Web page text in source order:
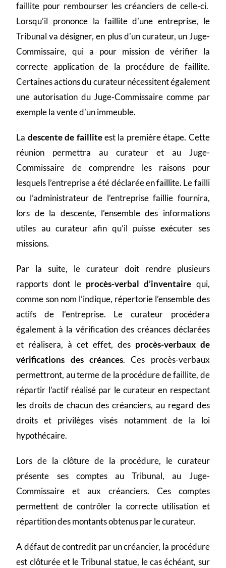
faillite pour rembourser les créanciers de celle-ci.
Lorsqu’il prononce la faillite d’une entreprise, le
Tribunal va désigner, en plus d’un curateur, un Juge-
Commissaire, qui a pour mission de vérifier la
correcte application de la procédure de faillite.
Certaines actions du curateur nécessitent également
une autorisation du Juge-Commissaire comme par
exemple la vente d’un immeuble.
La descente de failliteest la première étape. Cette
réunion permettra au curateur et au Juge-
Commissaire de comprendre les raisons pour
lesquels l’entreprise a été déclarée en faillite. Le failli
ou l’administrateur de l’entreprise faillie fournira,
lors de la descente, l’ensemble des informations
utiles au curateur afin qu’il puisse exécuter ses
missions.
Par la suite, le curateur doit rendre plusieurs
rapports dont le procès-verbal d’inventaire qui,
comme son nom l’indique, répertorie l’ensemble des
actifs de l’entreprise. Le curateur procédera
également à la vérification des créances déclarées
et réalisera, à cet effet, des procès-verbaux de
vérifications des créances. Ces procès-verbaux
permettront, au terme de la procédure de faillite, de
répartir l’actif réalisé par le curateur en respectant
les droits de chacun des créanciers, au regard des
droits et privilèges visés notamment de la loi
hypothécaire.
Lors de la clôture de la procédure, le curateur
présente ses comptes au Tribunal, au Juge-
Commissaire et aux créanciers. Ces comptes
permettent de contrôler la correcte utilisation et
répartition des montants obtenus par le curateur.
A défaut de contredit par un créancier, la procédure
est clôturée et le Tribunal statue, le cas échéant, sur